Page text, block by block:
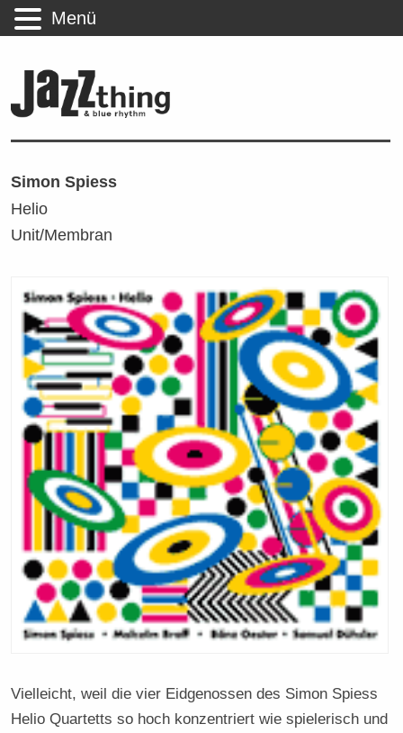
Simon Spiess
Helio
Unit/Membran
Vielleicht, weil die vier Eidgenossen des Simon Spiess
Helio Quartetts so hoch konzentriert wie spielerisch und
Menü